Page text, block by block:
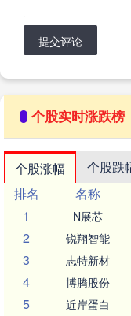
提交评论
个股实时涨跌榜
个股涨幅 个股跌
排名
名称
1
N展芯
2 锐翔智能
3 志特新材
4 博腾股份
5 近岸蛋白